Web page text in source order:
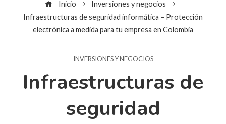
Inicio
Inversiones y negocios
Infraestructuras de seguridad informática – Protección
electrónica a medida para tu empresa en Colombia
INVERSIONES Y NEGOCIOS
Infraestructuras de
seguridad